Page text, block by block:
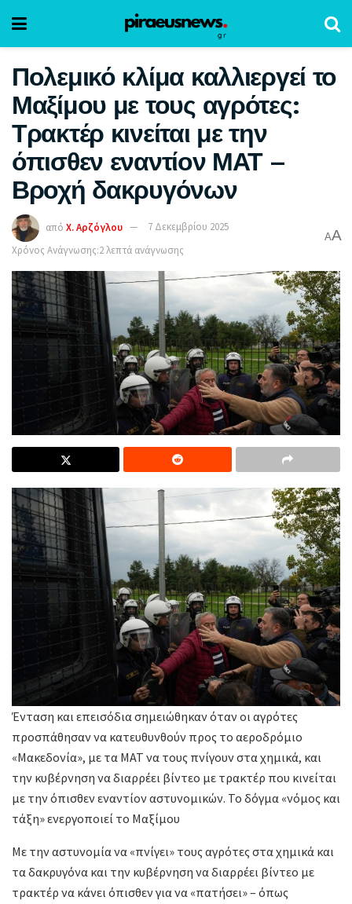
Πολεμικό κλίμα καλλιεργεί το
Μαξίμου με τους αγρότες:
Τρακτέρ κινείται με την
όπισθεν εναντίον ΜΑΤ –
Βροχή δακρυγόνων
από Χ. Αρζόγλου
7 Δεκεμβρίου 2025
Χρόνος Ανάγνωσης:2 λεπτά ανάγνωσης
AA
Ένταση και επεισόδια σημειώθηκαν όταν οι αγρότες
προσπάθησαν να κατευθυνθούν προς το αεροδρόμιο
«Μακεδονία», με τα ΜΑΤ να τους πνίγουν στα χημικά, και
την κυβέρνηση να διαρρέει βίντεο με τρακτέρ που κινείται
με την όπισθεν εναντίον αστυνομικών. Το δόγμα «νόμος και
τάξη» ενεργοποιεί το Μαξίμου
Με την αστυνομία να «πνίγει» τους αγρότες στα χημικά και
τα δακρυγόνα και την κυβέρνηση να διαρρέει βίντεο με
τρακτέρ να κάνει όπισθεν για να «πατήσει» – όπως